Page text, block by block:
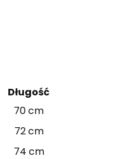
Długość
70 cm
72 cm
74 cm